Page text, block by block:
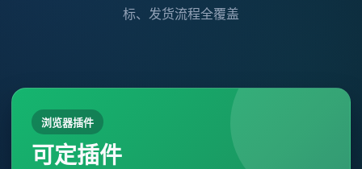
标、发货流程全覆盖
浏览器插件
可定插件